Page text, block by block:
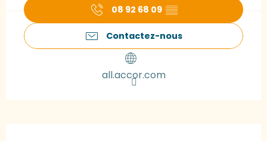
08 92 68 09 ▒▒
Contactez-nous
all.accor.com